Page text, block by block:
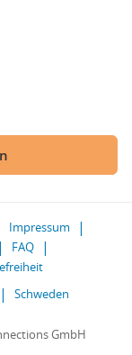
Impressum
FAQ
Schweden
GmbH